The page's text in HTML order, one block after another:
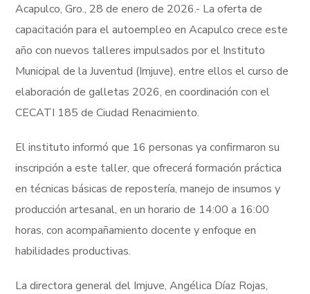
Acapulco, Gro., 28 de enero de 2026.- La oferta de
capacitación para el autoempleo en Acapulco crece este
año con nuevos talleres impulsados por el Instituto
Municipal de la Juventud (Imjuve), entre ellos el curso de
elaboración de galletas 2026, en coordinación con el
CECATI 185 de Ciudad Renacimiento.
El instituto informó que 16 personas ya confirmaron su
inscripción a este taller, que ofrecerá formación práctica
en técnicas básicas de repostería, manejo de insumos y
producción artesanal, en un horario de 14:00 a 16:00
horas, con acompañamiento docente y enfoque en
habilidades productivas.
La directora general del Imjuve, Angélica Díaz Rojas,